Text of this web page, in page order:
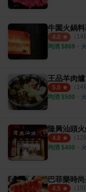
牛園火鍋料
4.0 （ 14
均消 $869 ・
王品羊肉爐
5.0 （ 14
均消 $500 ・
隆興汕頭
4.8 （ 12
均消 $400 ・
巴菲樂時
4.5 （ 10